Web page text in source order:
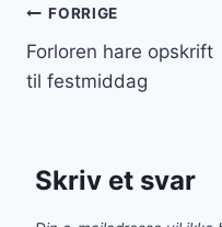
FORRIGE
Forloren hare opskrift
til festmiddag
Skriv et svar